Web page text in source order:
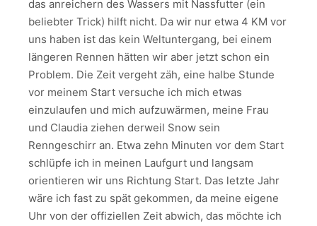
das anreichern des Wassers mit Nassfutter (ein
beliebter Trick) hilft nicht. Da wir nur etwa 4 KM vor
uns haben ist das kein Weltuntergang, bei einem
längeren Rennen hätten wir aber jetzt schon ein
Problem. Die Zeit vergeht zäh, eine halbe Stunde
vor meinem Start versuche ich mich etwas
einzulaufen und mich aufzuwärmen, meine Frau
und Claudia ziehen derweil Snow sein
Renngeschirr an. Etwa zehn Minuten vor dem Start
schlüpfe ich in meinen Laufgurt und langsam
orientieren wir uns Richtung Start. Das letzte Jahr
wäre ich fast zu spät gekommen, da meine eigene
Uhr von der offiziellen Zeit abwich, das möchte ich